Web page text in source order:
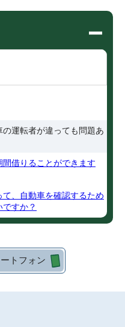
運転者が違っても問題あ
借りることができます
、自動車を確認するため
すか？
トフォン